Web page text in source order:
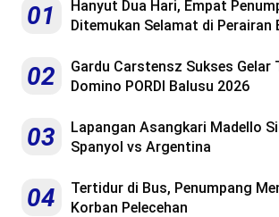
01
Hanyut Dua Hari, Empat
Ditemukan Selamat di Perairan
02
Gardu Carstensz Sukses Gelar
Domino PORDI Balusu 2026
03
Lapangan Asangkari Madello
Spanyol vs Argentina
04
Tertidur di Bus, Penumpang
Korban Pelecehan